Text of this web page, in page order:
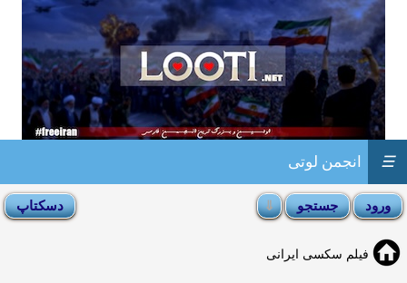
انجمن لوتی ☰
فیلم سکسی ایرانی